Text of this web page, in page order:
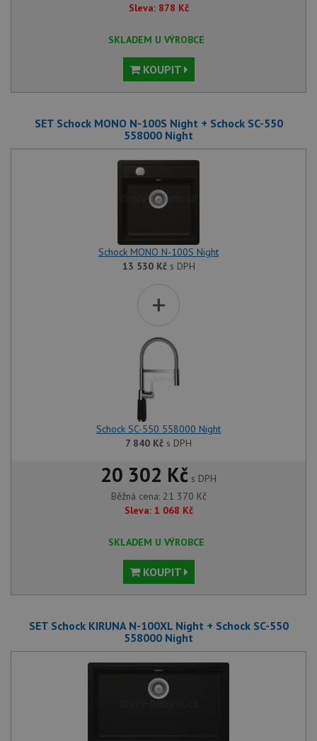
Sleva: 878 Kč
SKLADEM U VÝROBCE
KOUPIT
SET Schock MONO N-100S Night + Schock SC-550
558000 Night
Schock MONO N-100S Night
13 530 Kčs DPH
+
Schock SC-550 558000 Night
7 840 Kč s DPH
20 302 Kč s DPH
Běžná cena: 21 370 Kč
Sleva: 1 068 Kč
SKLADEM U VÝROBCE
KOUPIT
SET Schock KIRUNA N-100XL Night + Schock SC-550
558000 Night